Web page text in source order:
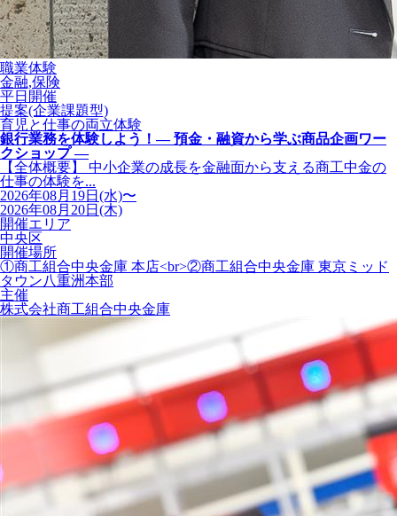
職業体験
金融,保険
平日開催
提案(企業課題型)
育児と仕事の両立体験
銀行業務を体験しよう！― 預金・融資から学ぶ商品企画ワー
クショップ ―
【全体概要】 中小企業の成長を金融面から支える商工中金の
仕事の体験を...
2026年08月19日(水)〜
2026年08月20日(木)
開催エリア
中央区
開催場所
①商工組合中央金庫 本店<br>②商工組合中央金庫 東京ミッド
タウン八重洲本部
主催
株式会社商工組合中央金庫